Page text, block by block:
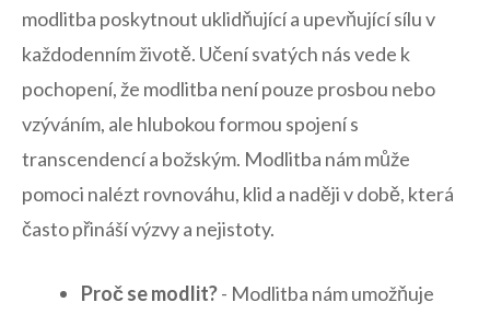
⁤modlitba poskytnout uklidňující a ‌upevňující sílu v
každodenním životě. ‍Učení svatých nás vede k
pochopení, že modlitba není pouze prosbou nebo
vzýváním, ale‍ hlubokou formou spojení ​s
⁢transcendencí a božským. Modlitba nám může
pomoci nalézt ‌rovnováhu, ⁢klid a naději v době, ​která
často ​přináší výzvy⁢ a⁤ nejistoty.
Proč ⁤se modlit?⁣- Modlitba nám umožňuje